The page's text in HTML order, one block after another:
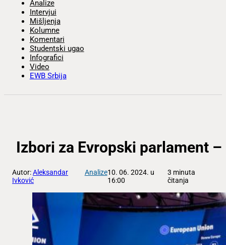
Analize
Intervjui
Mišljenja
Kolumne
Komentari
Studentski ugao
Infografici
Video
EWB Srbija
Izbori za Evropski parlament
Autor:Aleksandar
Ivković
Analize10. 06. 2024. u
16:00
3 minuta
čitanja